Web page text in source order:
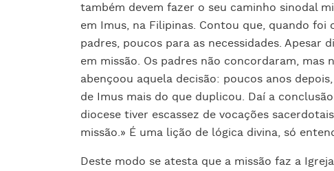
também devem fazer o seu caminho sinodal
em Imus, na Filipinas. Contou que, quando foi
padres, poucos para as necessidades. Apesar
em missão. Os padres não concordaram, mas
abençoou aquela decisão: poucos anos
de Imus mais do que duplicou. Daí a
diocese tiver escassez de vocações
missão.» É uma lição de lógica divina, só
Deste modo se atesta que a missão faz a